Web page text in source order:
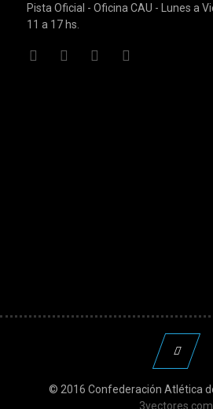
Pista Oficial - Oficina CAU - Lunes a
11 a 17 hs.
© 2016 Confederación Atlética
3vectores.com